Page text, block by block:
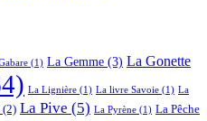
(1) La Gemme (3) La Gonette
La Lignière (1) La livre Savoie (1) La
(2) La Pive (5) La Pyrène (1) La Pêche